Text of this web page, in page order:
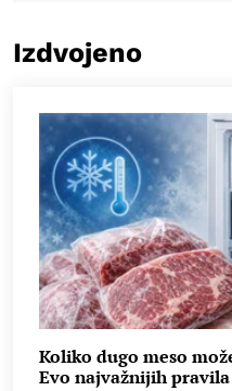
Izdvojeno
Koliko dugo meso
Evo najvažnijih